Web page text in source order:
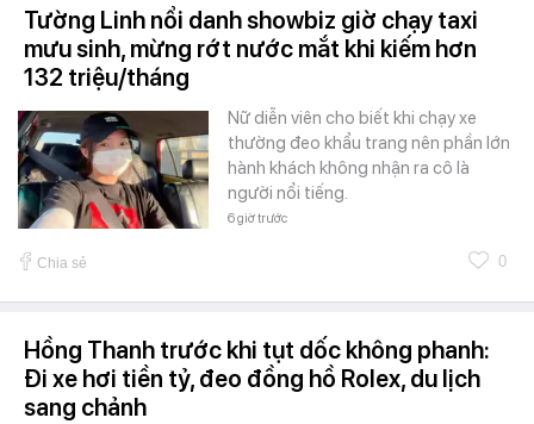
Tường Linh nổi danh showbiz giờ chạy taxi
mưu sinh, mừng rớt nước mắt khi kiếm hơn
132 triệu/tháng
Nữ diễn viên cho biết khi chạy xe
thường đeo khẩu trang nên phần lớn
hành khách không nhận ra cô là
người nổi tiếng.
6 giờ trước
Chia sẻ 0
Hồng Thanh trước khi tụt dốc không phanh:
Đi xe hơi tiền tỷ, đeo đồng hồ Rolex, du lịch
sang chảnh